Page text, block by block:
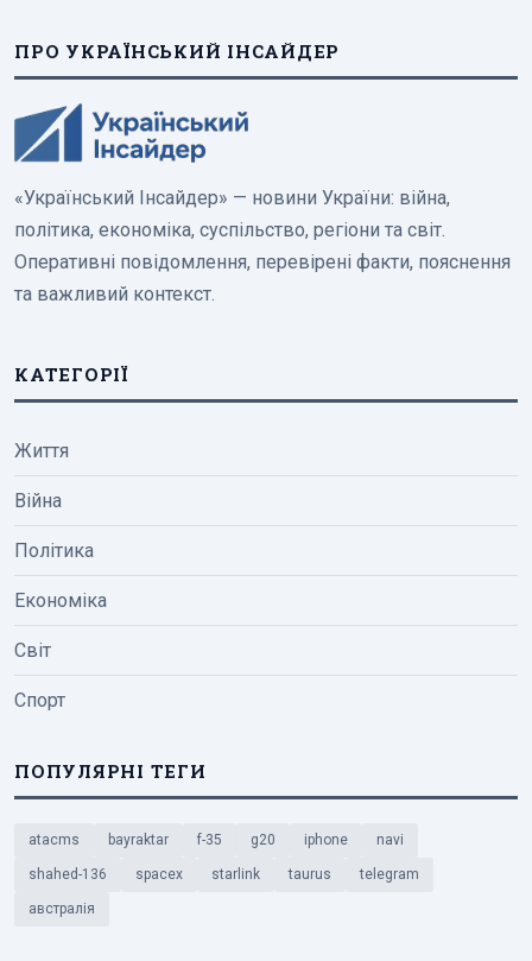
ПРО УКРАЇНСЬКИЙ ІНСАЙДЕР
«Український Інсайдер» — новини України: війна,
політика, економіка, суспільство, регіони та світ.
Оперативні повідомлення, перевірені факти, пояснення
та важливий контекст.
КАТЕГОРІЇ
Життя
Війна
Політика
Економіка
Світ
Спорт
ПОПУЛЯРНІ ТЕГИ
atacms bayraktar f-35 g20 iphone navi
shahed-136 spacex starlink taurus telegram
австралія